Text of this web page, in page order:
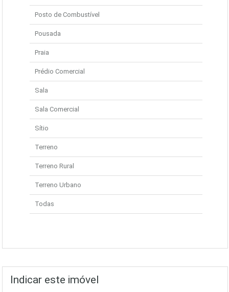
Posto de Combustível
Pousada
Praia
Prédio Comercial
Sala
Sala Comercial
Sítio
Terreno
Terreno Rural
Terreno Urbano
Todas
Indicar este imóvel